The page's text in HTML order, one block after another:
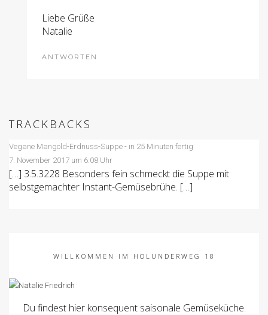
Liebe Grüße
Natalie
ANTWORTEN
TRACKBACKS
Vegane Mangold-Erdnuss-Suppe - in 25 Minuten fertig
7. November 2017 um 6:08 Uhr
[…] 3.5.3228 Besonders fein schmeckt die Suppe mit
selbstgemachter Instant-Gemüsebrühe. […]
WILLKOMMEN IM HOLUNDERWEG 18
Du findest hier konsequent saisonale Gemüseküche.